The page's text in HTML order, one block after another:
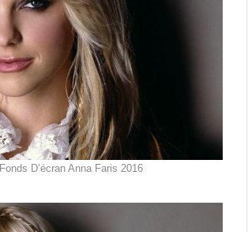
Fonds D’écran Anna Faris 2016